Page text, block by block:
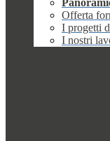
Offerta
I progetti
I nostri